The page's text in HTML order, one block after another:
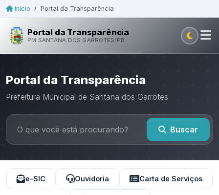
Início / Portal da Transparência
Portal da Transparência
PM SANTANA DOS GARROTES/PB
Portal da Transparência
Prefeitura Municipal de Santana dos Garrotes
Buscar
e-SIC Ouvidoria Carta de Serviços